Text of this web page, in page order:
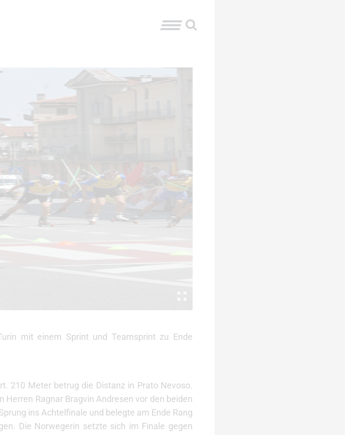
mit einem Sprint und Teamsprint zu Ende
210 Meter betrug die Distanz in Prato Nevoso.
Ragnar Bragvin Andresen vor den beiden
ins Achtelfinale und belegte am Ende Rang
Die Norwegerin setzte sich im Finale gegen